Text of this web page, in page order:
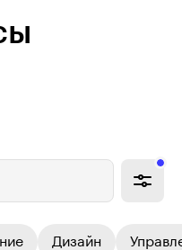
Дизайн